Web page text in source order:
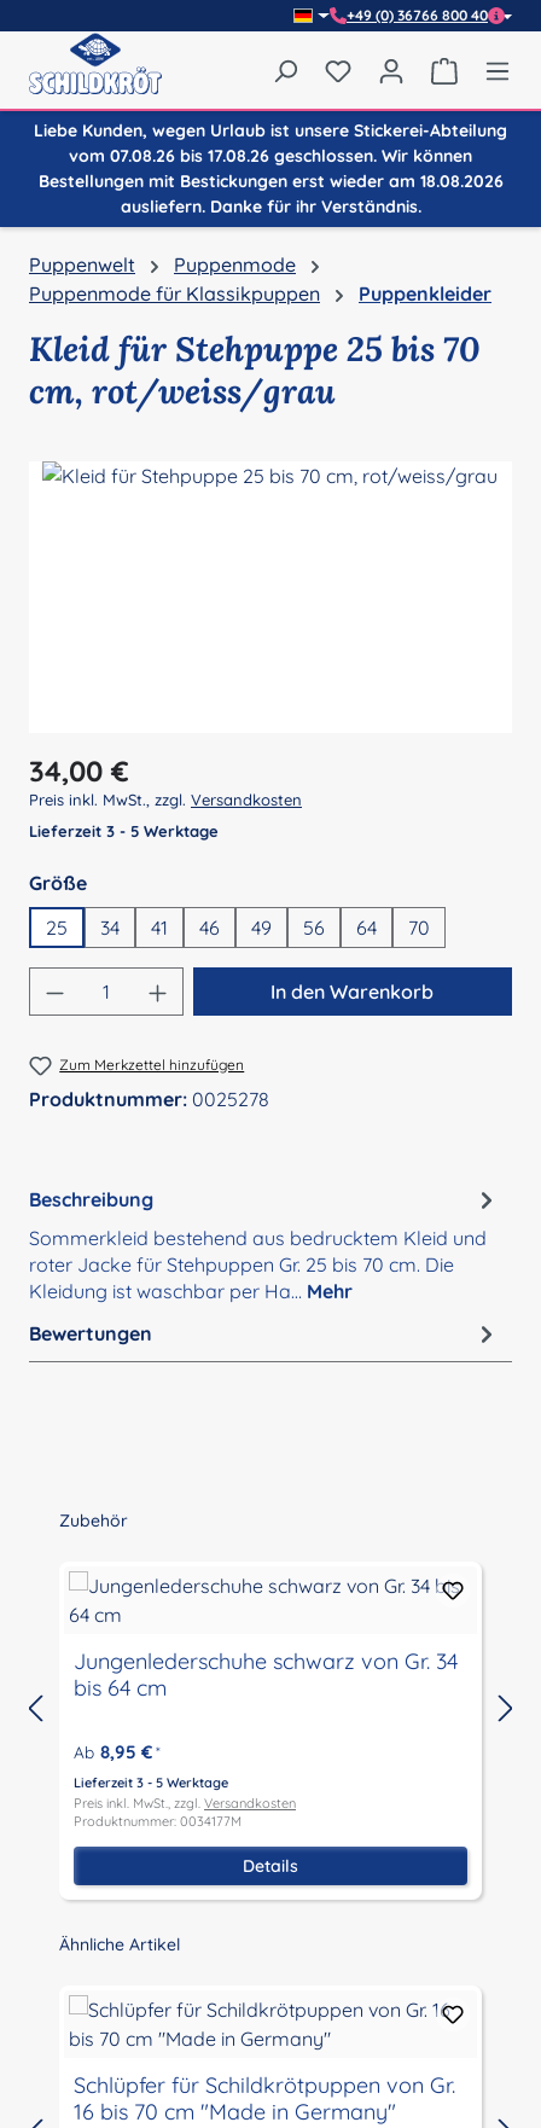
+49 (0) 36766 800 40
Du hast 0 Produkte
Liebe Kunden, wegen Urlaub ist unsere Stickerei-Abteilung
vom 07.08.26 bis 17.08.26 geschlossen. Wir können
Bestellungen mit Bestickungen erst wieder am 18.08.2026
ausliefern. Danke für ihr Verständnis.
Puppenwelt
Puppenmode
Puppenmode für Klassikpuppen
Puppenkleider
Kleid für Stehpuppe 25 bis 70
cm, rot/weiss/grau
Regulärer Preis:
34,00 €
Preis inkl. MwSt., zzgl. Versandkosten
Lieferzeit 3 - 5 Werktage
Größeauswählen
25
34 41 46 49 56 64 70
Produkt Anzahl: Gib den gewünschten
In den Warenkorb
Zum Merkzettel hinzufügen
Produktnummer: 0025278
Beschreibung
Sommerkleid bestehend aus bedrucktem Kleid und
roter Jacke für Stehpuppen Gr. 25 bis 70 cm. Die
Kleidung ist waschbar per Ha… Mehr
Bewertungen
Produktgalerie überspringen
Zubehör
Jungenlederschuhe schwarz von Gr. 34
bis 64 cm
Ab 8,95 € *
Lieferzeit 3 - 5 Werktage
Preis inkl. MwSt., zzgl. Versandkosten
Produktnummer: 0034177M
Details
Produktgalerie überspringen
Ähnliche Artikel
Schlüpfer für Schildkrötpuppen von Gr.
16 bis 70 cm "Made in Germany"